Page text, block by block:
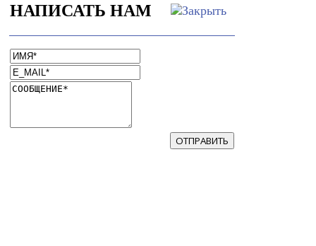
НАПИСАТЬ НАМ
ОТПРАВИТЬ